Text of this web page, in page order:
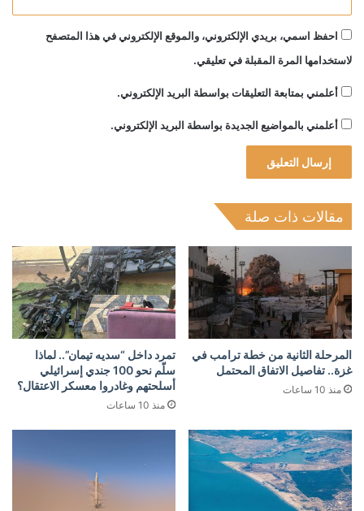
احفظ اسمي، بريدي الإلكتروني، والموقع الإلكتروني في هذا المتصفح
لاستخدامها المرة المقبلة في تعليقي.
أعلمني بمتابعة التعليقات بواسطة البريد الإلكتروني.
أعلمني بالمواضيع الجديدة بواسطة البريد الإلكتروني.
مقالات ذات صلة
المرحلة الثانية من خطة ترامب في
غزة.. تفاصيل الاتفاق المحتمل
منذ 10 ساعات
تمرد داخل “سديه تيمان”.. لماذا
سلّم نحو 100 جندي إسرائيلي
أسلحتهم وغادروا معسكر الاعتقال؟
منذ 10 ساعات